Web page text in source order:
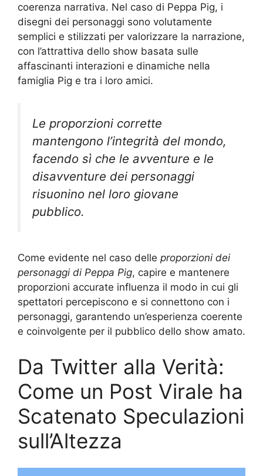
coerenza narrativa. Nel caso di Peppa Pig, i
disegni dei personaggi sono volutamente
semplici e stilizzati per valorizzare la narrazione,
con l’attrattiva dello show basata sulle
affascinanti interazioni e dinamiche nella
famiglia Pig e tra i loro amici.
Le proporzioni corrette
mantengono l’integrità del mondo,
facendo sì che le avventure e le
disavventure dei personaggi
risuonino nel loro giovane
pubblico.
Come evidente nel caso delle proporzioni dei
personaggi di Peppa Pig, capire e mantenere
proporzioni accurate influenza il modo in cui gli
spettatori percepiscono e si connettono con i
personaggi, garantendo un’esperienza coerente
e coinvolgente per il pubblico dello show amato.
Da Twitter alla Verità:
Come un Post Virale ha
Scatenato Speculazioni
sull’Altezza